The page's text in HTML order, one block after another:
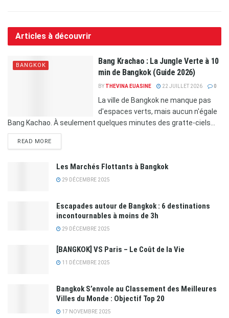
Articles à découvrir
BANGKOK
Bang Krachao : La Jungle Verte à 10
min de Bangkok (Guide 2026)
BY THEVINA EUASINE 22 JUILLET 2026 0
La ville de Bangkok ne manque pas
d'espaces verts, mais aucun n'égale
Bang Kachao. À seulement quelques minutes des gratte-ciels...
READ MORE
Les Marchés Flottants à Bangkok
29 DÉCEMBRE 2025
Escapades autour de Bangkok : 6 destinations
incontournables à moins de 3h
29 DÉCEMBRE 2025
[BANGKOK] VS Paris – Le Coût de la Vie
11 DÉCEMBRE 2025
​Bangkok S’envole au Classement des Meilleures
Villes du Monde : Objectif Top 20
17 NOVEMBRE 2025